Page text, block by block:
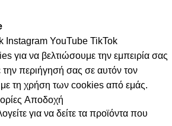
για να δείτε τα προϊόντα που
Instagram YouTube TikTok
για να βελτιώσουμε την εμπειρία σας
περιήγησή σας σε αυτόν τον
με τη χρήση των cookies από εμάς.
Αποδοχή